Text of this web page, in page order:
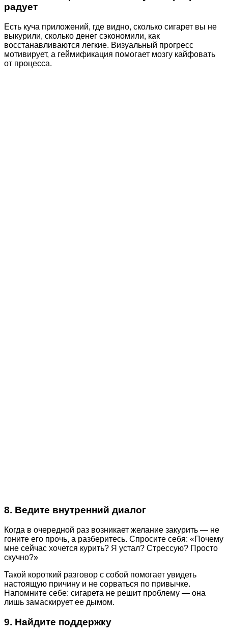
радует
Есть куча приложений, где видно, сколько сигарет вы не
выкурили, сколько денег сэкономили, как
восстанавливаются легкие. Визуальный прогресс
мотивирует, а геймификация помогает мозгу кайфовать
от процесса.
8. Ведите внутренний диалог
Когда в очередной раз возникает желание закурить — не
гоните его прочь, а разберитесь. Спросите себя: «Почему
мне сейчас хочется курить? Я устал? Стрессую? Просто
скучно?»
Такой короткий разговор с собой помогает увидеть
настоящую причину и не сорваться по привычке.
Напомните себе: сигарета не решит проблему — она
лишь замаскирует ее дымом.
9. Найдите поддержку